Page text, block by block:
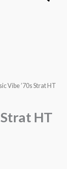
Vibe ’70s Strat HT
HT